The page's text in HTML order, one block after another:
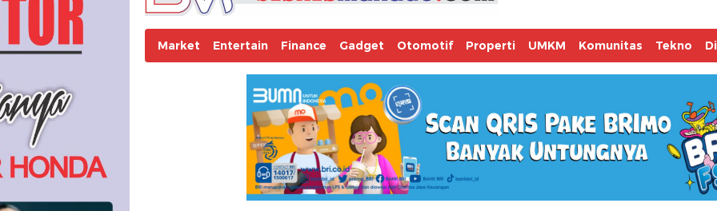
Market Entertain Finance Gadget Otomotif Properti UMKM Komunitas Tekno